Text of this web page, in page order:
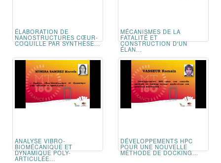
ÉLABORATION DE
NANOSTRUCTURES CŒUR-
COQUILLE PAR SYNTHÈSE...
MÉCANISMES DE LA
FATALITÉ ET
CONSTRUCTION D'UN
ÉLAN...
ANALYSE VIBRO-
BIOMÉCANIQUE ET
DYNAMIQUE POLY-
ARTICULÉE...
DÉVELOPPEMENTS HPC
POUR UNE NOUVELLE
MÉTHODE DE DOCKING...